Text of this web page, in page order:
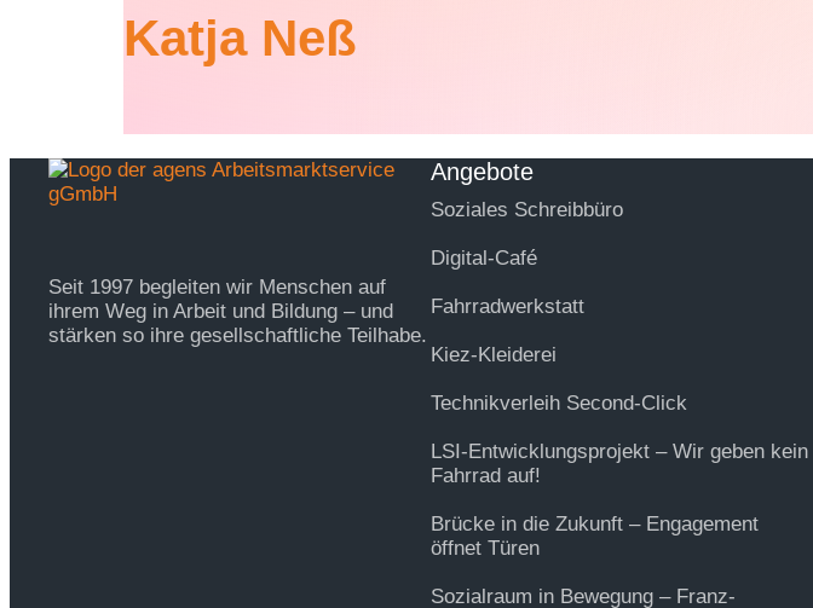
Katja Neß
Seit 1997 begleiten wir Menschen auf
ihrem Weg in Arbeit und Bildung – und
stärken so ihre gesellschaftliche Teilhabe.
Angebote
Soziales Schreibbüro
Digital-Café
Fahrradwerkstatt
Kiez-Kleiderei
Technikverleih Second-Click
LSI-Entwicklungsprojekt – Wir geben kein
Fahrrad auf!
Brücke in die Zukunft – Engagement
öffnet Türen
Sozialraum in Bewegung – Franz-